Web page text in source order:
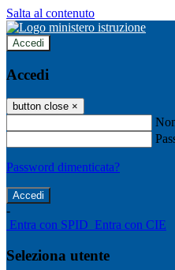
Salta al contenuto
Accedi
Accedi
button close ×
Password dimenticata?
-
Entra con SPID Entra con CIE
Seleziona utente